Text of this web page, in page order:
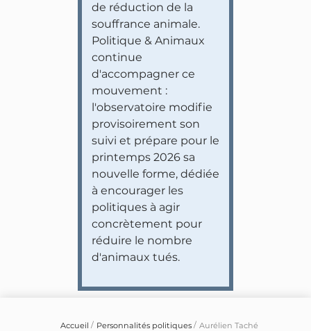
de réduction de la
souffrance animale.
Politique & Animaux
continue
d'accompagner ce
mouvement :
l'observatoire modifie
provisoirement son
suivi et prépare pour le
printemps 2026 sa
nouvelle forme, dédiée
à encourager les
politiques à agir
concrètement pour
réduire le nombre
d'animaux tués.
Accueil Personnalités politiques Aurélien Taché